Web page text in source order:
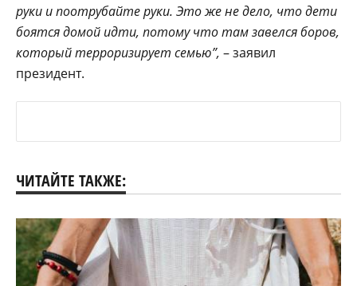
руки и поотрубайте руки. Это же не дело, что дети
боятся домой идти, потому что там завелся боров,
который терроризирует семью”, – заявил
президент.
ЧИТАЙТЕ ТАКЖЕ: